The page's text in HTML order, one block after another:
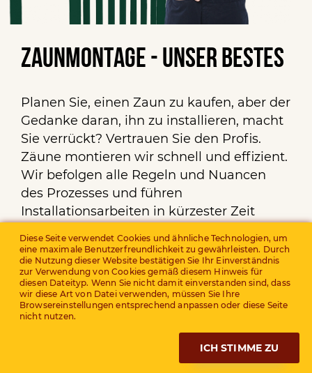
0
Zaunmontage - unser Bestes
Planen Sie, einen Zaun zu kaufen, aber der
Gedanke daran, ihn zu installieren, macht
Sie verrückt? Vertrauen Sie den Profis.
Zäune montieren wir schnell und effizient.
Wir befolgen alle Regeln und Nuancen
des Prozesses und führen
Installationsarbeiten in kürzester Zeit
Sie einen starken und widerstandsfähigen
Zaun, der steht, steht, steht und steht!
WIR BIETEN EINEN SERVICE
Diese Seite verwendet Cookies und ähnliche Technologien, um
eine maximale Benutzerfreundlichkeit zu gewährleisten. Durch
die Nutzung dieser Website bestätigen Sie Ihr Einverständnis
zur Verwendung von Cookies gemäß diesem Hinweis für
diesen Dateityp. Wenn Sie nicht damit einverstanden sind, dass
wir diese Art von Datei verwenden, müssen Sie Ihre
Browsereinstellungen entsprechend anpassen oder diese Seite
nicht nutzen.
ICH STIMME ZU